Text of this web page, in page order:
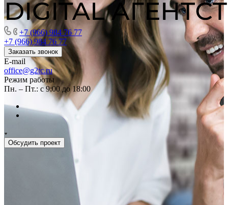
+7 (966) 984 76 77
+7 (966) 984 76 77
Заказать звонок
E-mail
office@g2tc.ru
Режим работы
Пн. – Пт.: с 9:00 до 18:00
Обсудить проект